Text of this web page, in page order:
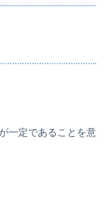
一定であることを意